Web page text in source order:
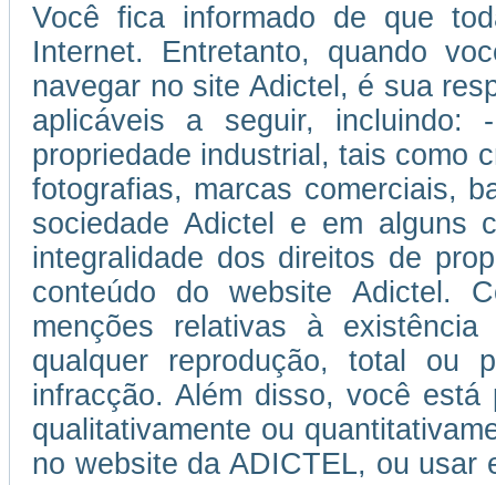
Você fica informado de que
Internet. Entretanto, quando
navegar no site Adictel, é sua
aplicáveis a seguir,
propriedade industrial, tais como
fotografias, marcas comerciais,
sociedade Adictel e em alguns
integralidade dos direitos de
conteúdo do website Adictel.
menções relativas à
qualquer reprodução, total ou
infracção. Além disso, você
qualitativamente ou
no website da ADICTEL, ou usar